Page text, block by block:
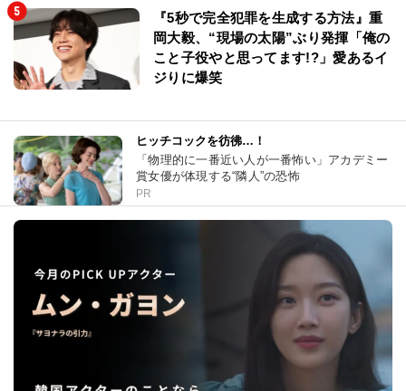
『5秒で完全犯罪を生成する方法』重
岡大毅、“現場の太陽”ぶり発揮「俺の
こと子役やと思ってます!?」愛あるイ
ジりに爆笑
ヒッチコックを彷彿…！
「物理的に一番近い人が一番怖い」アカデミー
賞女優が体現する“隣人”の恐怖
PR